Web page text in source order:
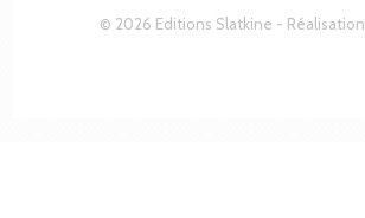
© 2026 Editions Slatkine - Réalisation